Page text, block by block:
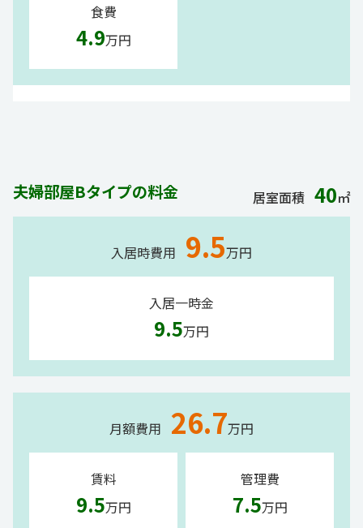
食費
4.9万円
夫婦部屋Bタイプの料金 居室面積 40㎡
入居時費用 9.5万円
入居一時金
9.5万円
月額費用 26.7万円
賃料
9.5万円
管理費
7.5万円